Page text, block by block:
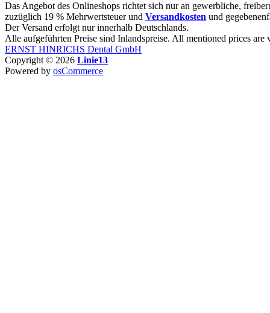
Das Angebot des Onlineshops richtet sich nur an gewerbliche,
zuzüglich 19 % Mehrwertsteuer und Versandkosten und
Der Versand erfolgt nur innerhalb Deutschlands.
Alle aufgeführten Preise sind Inlandspreise. All mentioned prices are
ERNST HINRICHS Dental GmbH
Copyright © 2026 Linie13
Powered by osCommerce